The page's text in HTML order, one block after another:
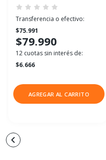
Transferencia o efectivo:
$75.991
$79.990
12 cuotas sin interés de:
$6.666
AGREGAR AL CARRITO